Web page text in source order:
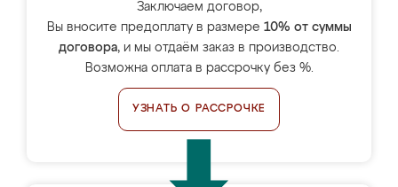
Заключаем договор,
Вы вносите предоплату в размере 10% от суммы
договора, и мы отдаём заказ в производство.
Возможна оплата в рассрочку без %.
УЗНАТЬ О РАССРОЧКЕ